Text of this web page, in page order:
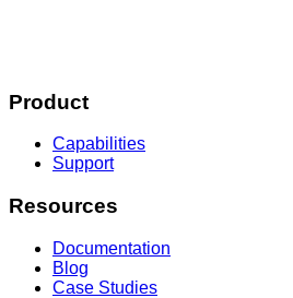
Product
Capabilities
Support
Resources
Documentation
Blog
Case Studies